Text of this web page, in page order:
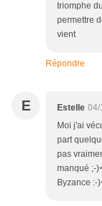
triomphe
permettre
vient
Répondre
E Estelle 04/
Moi j'ai
part
pas
manqué ;-
Byzance :-